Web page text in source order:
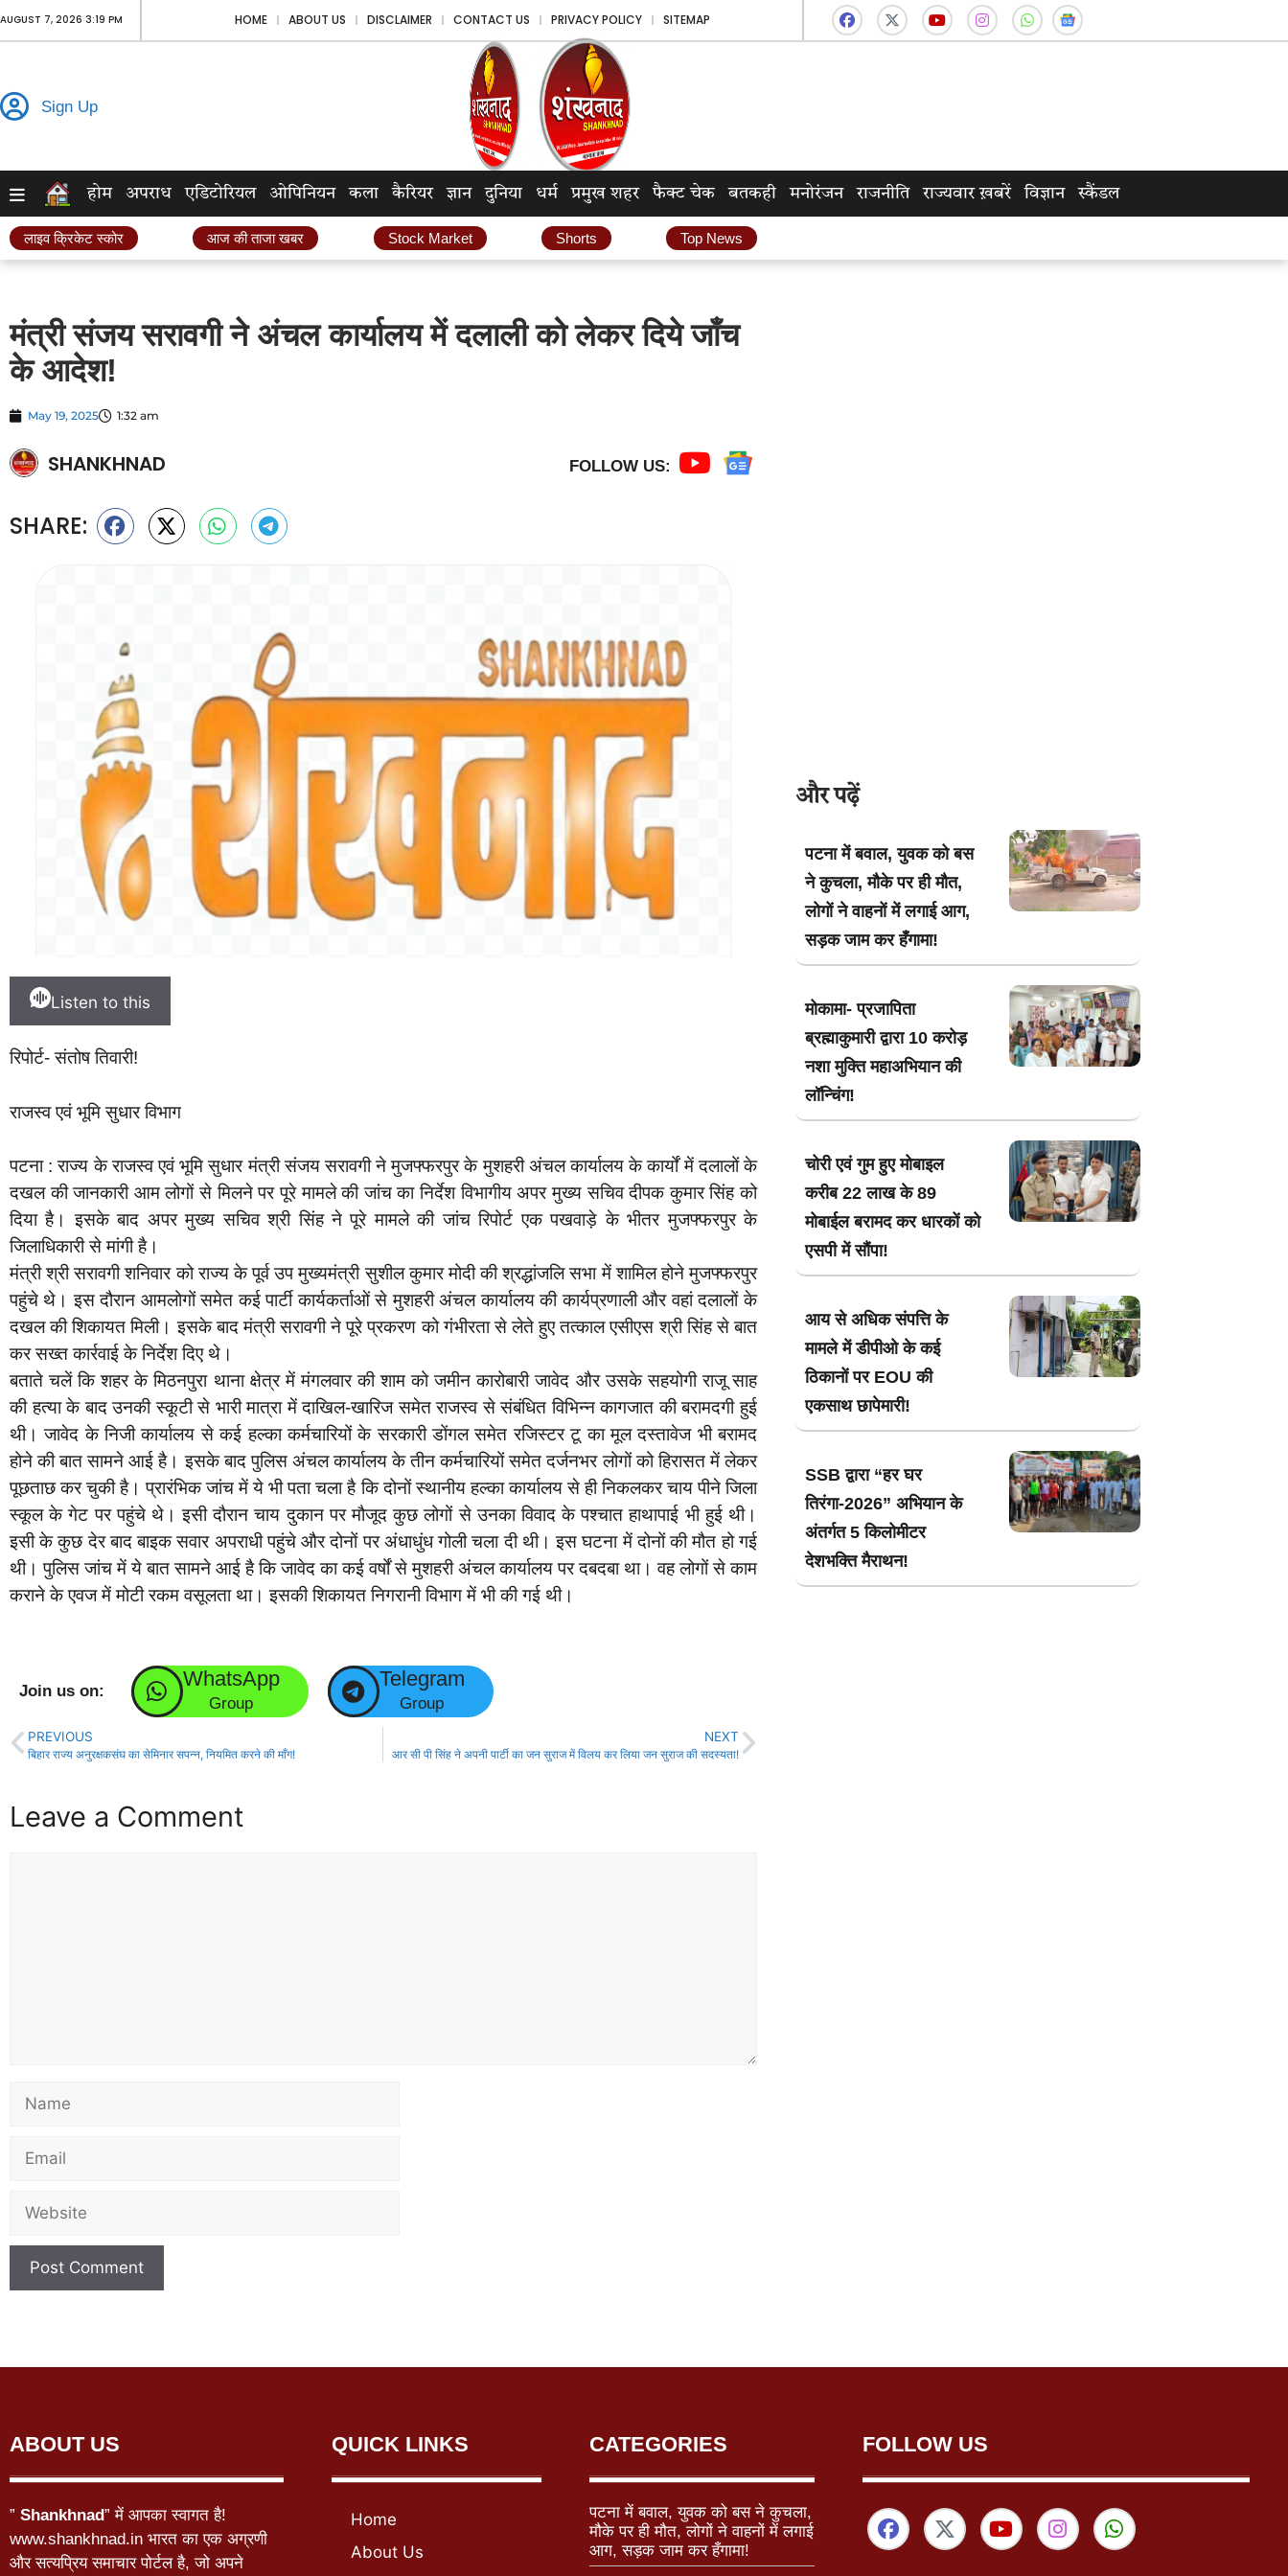
AUGUST 7, 2026 3:19 PM HOME ABOUT US DISCLAIMER CONTACT US PRIVACY POLICY SITEMAP
Sign Up
होम अपराध एडिटोरियल ओपिनियन कला कैरियर ज्ञान दुनिया धर्म प्रमुख शहर फैक्ट चेक बतकही मनोरंजन राजनीति राज्यवार ख़बरें विज्ञान स्कैंडल
लाइव क्रिकेट स्कोर आज की ताजा खबर Stock Market Shorts Top News
मंत्री संजय सरावगी ने अंचल कार्यालय में दलाली को लेकर दिये जाँच
के आदेश!
May 19, 2025 1:32 am
SHANKHNAD FOLLOW US:
SHARE:
Listen to this
रिपोर्ट- संतोष तिवारी!
राजस्व एवं भूमि सुधार विभाग
पटना : राज्य के राजस्व एवं भूमि सुधार मंत्री संजय सरावगी ने मुजफ्फरपुर के मुशहरी अंचल कार्यालय के कार्यों में दलालों के
दखल की जानकारी आम लोगों से मिलने पर पूरे मामले की जांच का निर्देश विभागीय अपर मुख्य सचिव दीपक कुमार सिंह को
दिया है। इसके बाद अपर मुख्य सचिव श्री सिंह ने पूरे मामले की जांच रिपोर्ट एक पखवाड़े के भीतर मुजफ्फरपुर के
जिलाधिकारी से मांगी है।
मंत्री श्री सरावगी शनिवार को राज्य के पूर्व उप मुख्यमंत्री सुशील कुमार मोदी की श्रद्धांजलि सभा में शामिल होने मुजफ्फरपुर
पहुंचे थे। इस दौरान आमलोगों समेत कई पार्टी कार्यकर्ताओं से मुशहरी अंचल कार्यालय की कार्यप्रणाली और वहां दलालों के
दखल की शिकायत मिली। इसके बाद मंत्री सरावगी ने पूरे प्रकरण को गंभीरता से लेते हुए तत्काल एसीएस श्री सिंह से बात
कर सख्त कार्रवाई के निर्देश दिए थे।
बताते चलें कि शहर के मिठनपुरा थाना क्षेत्र में मंगलवार की शाम को जमीन कारोबारी जावेद और उसके सहयोगी राजू साह
की हत्या के बाद उनकी स्कूटी से भारी मात्रा में दाखिल-खारिज समेत राजस्व से संबंधित विभिन्न कागजात की बरामदगी हुई
थी। जावेद के निजी कार्यालय से कई हल्का कर्मचारियों के सरकारी डोंगल समेत रजिस्टर टू का मूल दस्तावेज भी बरामद
होने की बात सामने आई है। इसके बाद पुलिस अंचल कार्यालय के तीन कर्मचारियों समेत दर्जनभर लोगों को हिरासत में लेकर
पूछताछ कर चुकी है। प्रारंभिक जांच में ये भी पता चला है कि दोनों स्थानीय हल्का कार्यालय से ही निकलकर चाय पीने जिला
स्कूल के गेट पर पहुंचे थे। इसी दौरान चाय दुकान पर मौजूद कुछ लोगों से उनका विवाद के पश्चात हाथापाई भी हुई थी।
इसी के कुछ देर बाद बाइक सवार अपराधी पहुंचे और दोनों पर अंधाधुंध गोली चला दी थी। इस घटना में दोनों की मौत हो गई
थी। पुलिस जांच में ये बात सामने आई है कि जावेद का कई वर्षों से मुशहरी अंचल कार्यालय पर दबदबा था। वह लोगों से काम
कराने के एवज में मोटी रकम वसूलता था। इसकी शिकायत निगरानी विभाग में भी की गई थी।
Join us on:
WhatsApp
Group
Telegram
Group
PREVIOUS
बिहार राज्य अनुरक्षकसंघ का सेमिनार सपन्न, नियमित करने की माँग!
NEXT
आर सी पी सिंह ने अपनी पार्टी का जन सुराज में विलय कर लिया जन सुराज की सदस्यता!
Leave a Comment
और पढ़ें
पटना में बवाल, युवक को बस
ने कुचला, मौके पर ही मौत,
लोगों ने वाहनों में लगाई आग,
सड़क जाम कर हँगामा!
मोकामा- प्रजापिता
ब्रह्माकुमारी द्वारा 10 करोड़
नशा मुक्ति महाअभियान की
लॉन्चिंग!
चोरी एवं गुम हुए मोबाइल
करीब 22 लाख के 89
मोबाईल बरामद कर धारकों को
एसपी में सौंपा!
आय से अधिक संपत्ति के
मामले में डीपीओ के कई
ठिकानों पर EOU की
एकसाथ छापेमारी!
SSB द्वारा “हर घर
तिरंगा-2026” अभियान के
अंतर्गत 5 किलोमीटर
देशभक्ति मैराथन!
ABOUT US
” Shankhnad” में आपका स्वागत है!
www.shankhnad.in भारत का एक अग्रणी
और सत्यप्रिय समाचार पोर्टल है, जो अपने
QUICK LINKS
Home
About Us
CATEGORIES
पटना में बवाल, युवक को बस ने कुचला,
मौके पर ही मौत, लोगों ने वाहनों में लगाई
आग, सड़क जाम कर हँगामा!
FOLLOW US